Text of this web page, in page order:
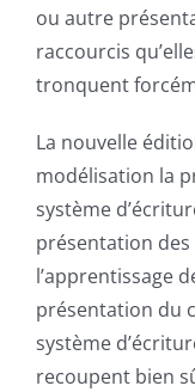
ou autre
raccourcis
tronquent
La nouvelle
modélisation la
système
présentation
l’apprentissage
présentation du
système
recoupent bien